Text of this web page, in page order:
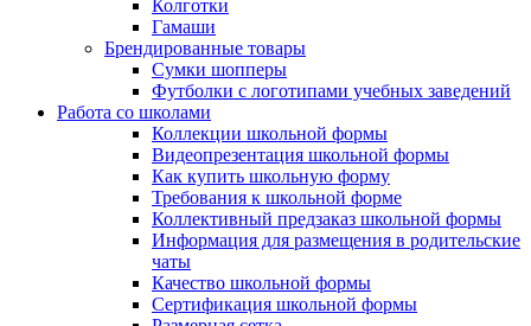
Колготки
Гамаши
Брендированные товары
Сумки шопперы
Футболки с логотипами учебных заведений
Работа со школами
Коллекции школьной формы
Видеопрезентация школьной формы
Как купить школьную форму
Требования к школьной форме
Коллективный предзаказ школьной формы
Информация для размещения в родительские
чаты
Качество школьной формы
Сертификация школьной формы